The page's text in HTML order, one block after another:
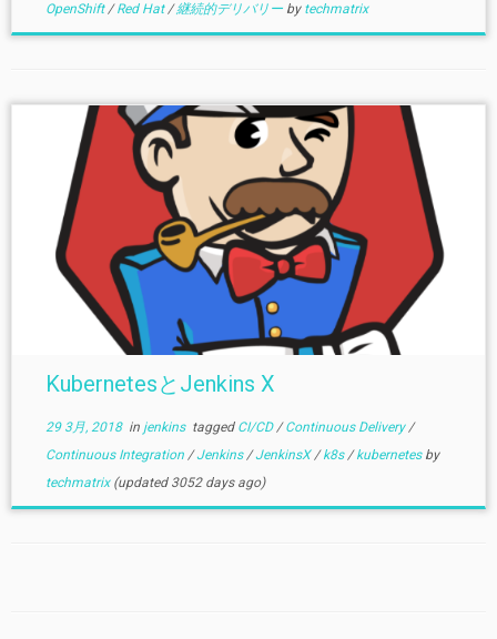
OpenShift/Red Hat/継続的デリバリー by techmatrix
KubernetesとJenkins X
29 3月, 2018in jenkins tagged CI/CD/Continuous Delivery/
Continuous Integration /Jenkins/JenkinsX/k8s/kubernetes by
techmatrix(updated 3052 days ago)